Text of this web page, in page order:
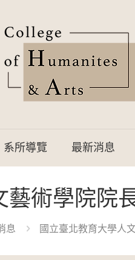
系所導覽 最新消息
術學院院
息 國立臺北教育大學人